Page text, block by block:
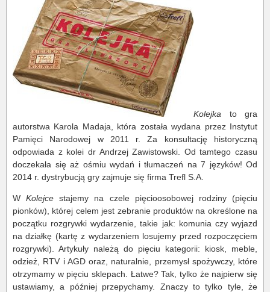
Kolejka to gra
autorstwa Karola Madaja, która została wydana przez Instytut
Pamięci Narodowej w 2011 r. Za konsultację historyczną
odpowiada z kolei dr Andrzej Zawistowski. Od tamtego czasu
doczekała się aż ośmiu wydań i tłumaczeń na 7 języków! Od
2014 r. dystrybucją gry zajmuje się firma Trefl S.A.
WKolejce stajemy na czele pięcioosobowej rodziny (pięciu
pionków), której celem jest zebranie produktów na określone na
początku rozgrywki wydarzenie, takie jak: komunia czy wyjazd
na działkę (kartę z wydarzeniem losujemy przed rozpoczęciem
rozgrywki). Artykuły należą do pięciu kategorii: kiosk, meble,
odzież, RTV i AGD oraz, naturalnie, przemysł spożywczy, które
otrzymamy w pięciu sklepach. Łatwe? Tak, tylko że najpierw się
ustawiamy, a później przepychamy. Znaczy to tylko tyle, że